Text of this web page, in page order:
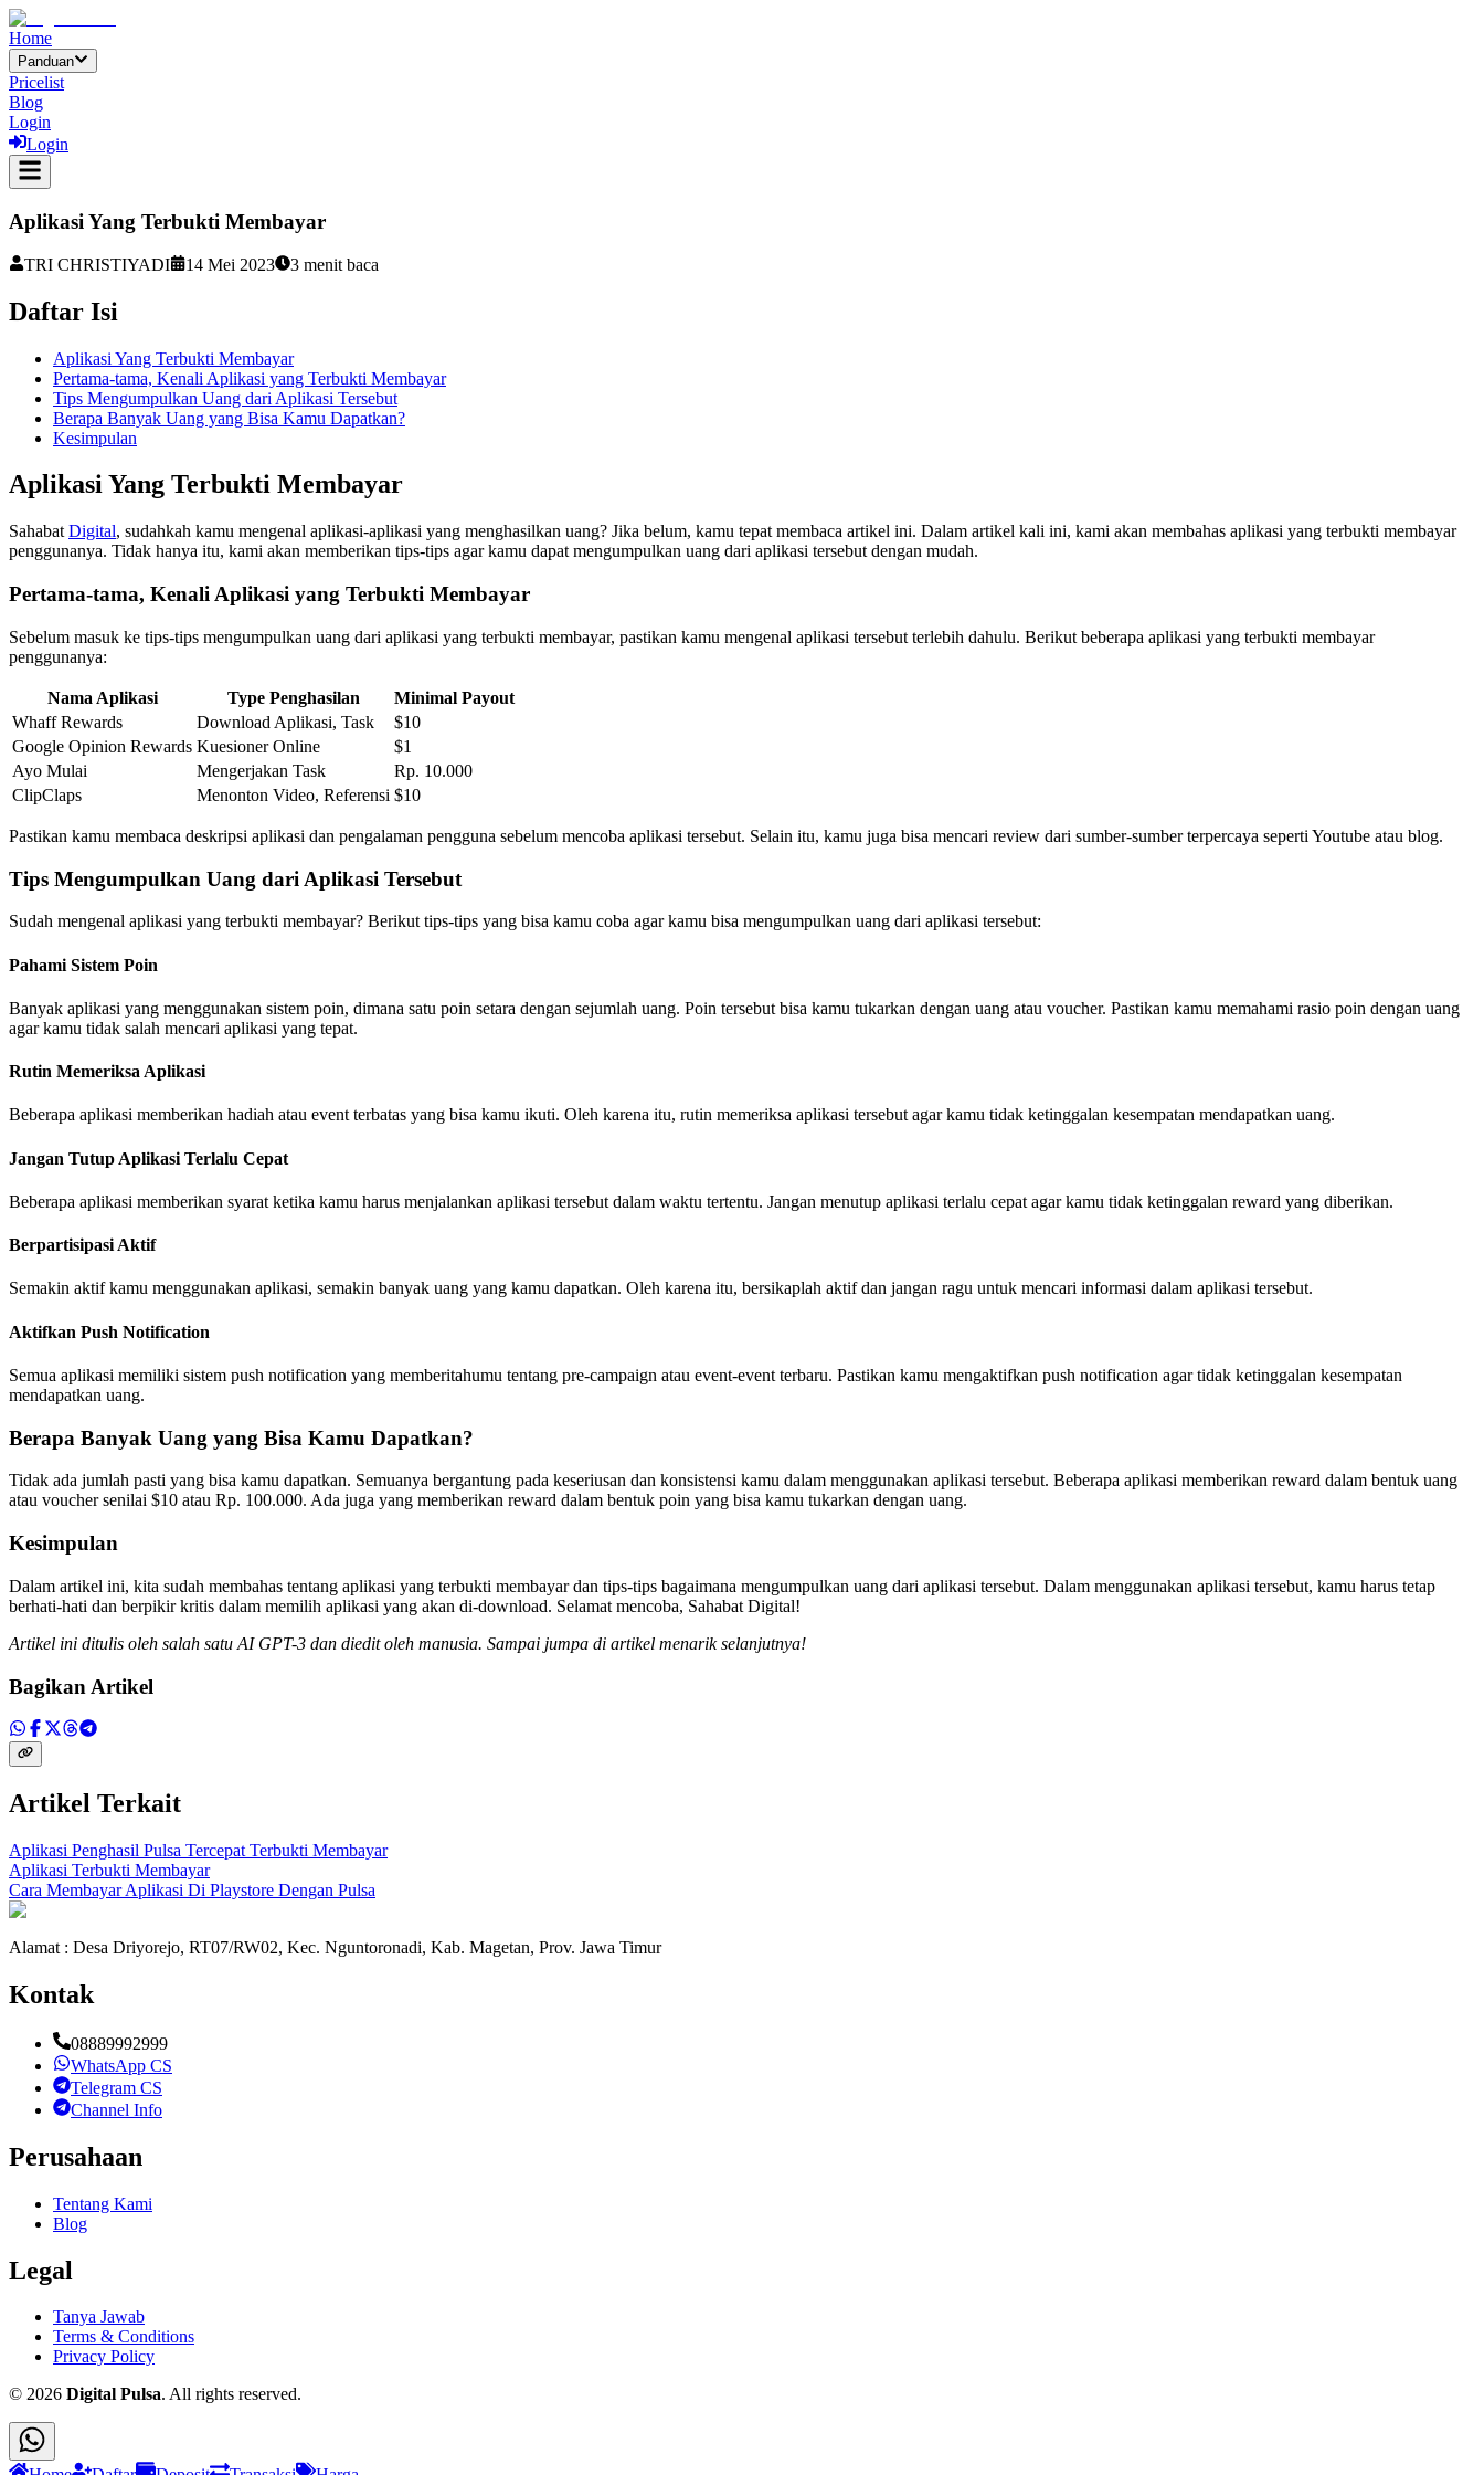
Home
Panduan
Pricelist
Blog
Login
Login
Aplikasi Yang Terbukti Membayar
TRI CHRISTIYADI 14 Mei 2023 3 menit baca
Daftar Isi
Aplikasi Yang Terbukti Membayar
Pertama-tama, Kenali Aplikasi yang Terbukti Membayar
Tips Mengumpulkan Uang dari Aplikasi Tersebut
Berapa Banyak Uang yang Bisa Kamu Dapatkan?
Kesimpulan
Aplikasi Yang Terbukti Membayar
Sahabat Digital, sudahkah kamu mengenal aplikasi-aplikasi yang menghasilkan uang? Jika belum, kamu tepat membaca artikel ini. Dalam artikel kali ini, kami akan membahas aplikasi yang terbukti membayar
penggunanya. Tidak hanya itu, kami akan memberikan tips-tips agar kamu dapat mengumpulkan uang dari aplikasi tersebut dengan mudah.
Pertama-tama, Kenali Aplikasi yang Terbukti Membayar
Sebelum masuk ke tips-tips mengumpulkan uang dari aplikasi yang terbukti membayar, pastikan kamu mengenal aplikasi tersebut terlebih dahulu. Berikut beberapa aplikasi yang terbukti membayar
penggunanya:
Nama Aplikasi Type Penghasilan
Minimal Payout
Whaff Rewards
Download Aplikasi, Task
$10
Google Opinion Rewards Kuesioner Online
$1
Ayo Mulai
Mengerjakan Task
Rp. 10.000
ClipClaps
Menonton Video, Referensi $10
Pastikan kamu membaca deskripsi aplikasi dan pengalaman pengguna sebelum mencoba aplikasi tersebut. Selain itu, kamu juga bisa mencari review dari sumber-sumber terpercaya seperti Youtube atau blog.
Tips Mengumpulkan Uang dari Aplikasi Tersebut
Sudah mengenal aplikasi yang terbukti membayar? Berikut tips-tips yang bisa kamu coba agar kamu bisa mengumpulkan uang dari aplikasi tersebut:
Pahami Sistem Poin
Banyak aplikasi yang menggunakan sistem poin, dimana satu poin setara dengan sejumlah uang. Poin tersebut bisa kamu tukarkan dengan uang atau voucher. Pastikan kamu memahami rasio poin dengan uang
agar kamu tidak salah mencari aplikasi yang tepat.
Rutin Memeriksa Aplikasi
Beberapa aplikasi memberikan hadiah atau event terbatas yang bisa kamu ikuti. Oleh karena itu, rutin memeriksa aplikasi tersebut agar kamu tidak ketinggalan kesempatan mendapatkan uang.
Jangan Tutup Aplikasi Terlalu Cepat
Beberapa aplikasi memberikan syarat ketika kamu harus menjalankan aplikasi tersebut dalam waktu tertentu. Jangan menutup aplikasi terlalu cepat agar kamu tidak ketinggalan reward yang diberikan.
Berpartisipasi Aktif
Semakin aktif kamu menggunakan aplikasi, semakin banyak uang yang kamu dapatkan. Oleh karena itu, bersikaplah aktif dan jangan ragu untuk mencari informasi dalam aplikasi tersebut.
Aktifkan Push Notification
Semua aplikasi memiliki sistem push notification yang memberitahumu tentang pre-campaign atau event-event terbaru. Pastikan kamu mengaktifkan push notification agar tidak ketinggalan kesempatan
mendapatkan uang.
Berapa Banyak Uang yang Bisa Kamu Dapatkan?
Tidak ada jumlah pasti yang bisa kamu dapatkan. Semuanya bergantung pada keseriusan dan konsistensi kamu dalam menggunakan aplikasi tersebut. Beberapa aplikasi memberikan reward dalam bentuk uang
atau voucher senilai $10 atau Rp. 100.000. Ada juga yang memberikan reward dalam bentuk poin yang bisa kamu tukarkan dengan uang.
Kesimpulan
Dalam artikel ini, kita sudah membahas tentang aplikasi yang terbukti membayar dan tips-tips bagaimana mengumpulkan uang dari aplikasi tersebut. Dalam menggunakan aplikasi tersebut, kamu harus tetap
berhati-hati dan berpikir kritis dalam memilih aplikasi yang akan di-download. Selamat mencoba, Sahabat Digital!
Artikel ini ditulis oleh salah satu AI GPT-3 dan diedit oleh manusia. Sampai jumpa di artikel menarik selanjutnya!
Bagikan Artikel
Artikel Terkait
Aplikasi Penghasil Pulsa Tercepat Terbukti Membayar
Aplikasi Terbukti Membayar
Cara Membayar Aplikasi Di Playstore Dengan Pulsa
Alamat : Desa Driyorejo, RT07/RW02, Kec. Nguntoronadi, Kab. Magetan, Prov. Jawa Timur
Kontak
08889992999
WhatsApp CS
Telegram CS
Channel Info
Perusahaan
Tentang Kami
Blog
Legal
Tanya Jawab
Terms & Conditions
Privacy Policy
© 2026 Digital Pulsa. All rights reserved.